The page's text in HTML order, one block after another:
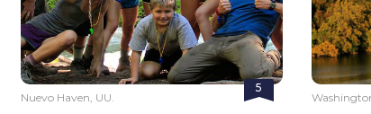
5
Nuevo Haven, UU.